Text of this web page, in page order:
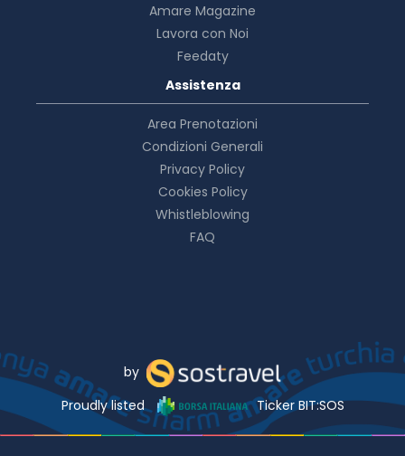
Amare Magazine
Lavora con Noi
Feedaty
Assistenza
Area Prenotazioni
Condizioni Generali
Privacy Policy
Cookies Policy
Whistleblowing
FAQ
by
Proudly listed
Ticker BIT:SOS